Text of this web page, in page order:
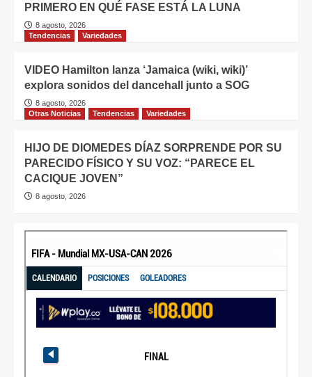
PRIMERO EN QUÉ FASE ESTÁ LA LUNA
8 agosto, 2026
Tendencias
Variedades
VIDEO Hamilton lanza ‘Jamaica (wiki, wiki)’
explora sonidos del dancehall junto a SOG
8 agosto, 2026
Otras Noticias
Tendencias Variedades
HIJO DE DIOMEDES DÍAZ SORPRENDE POR SU
PARECIDO FÍSICO Y SU VOZ: “PARECE EL
CACIQUE JOVEN”
8 agosto, 2026